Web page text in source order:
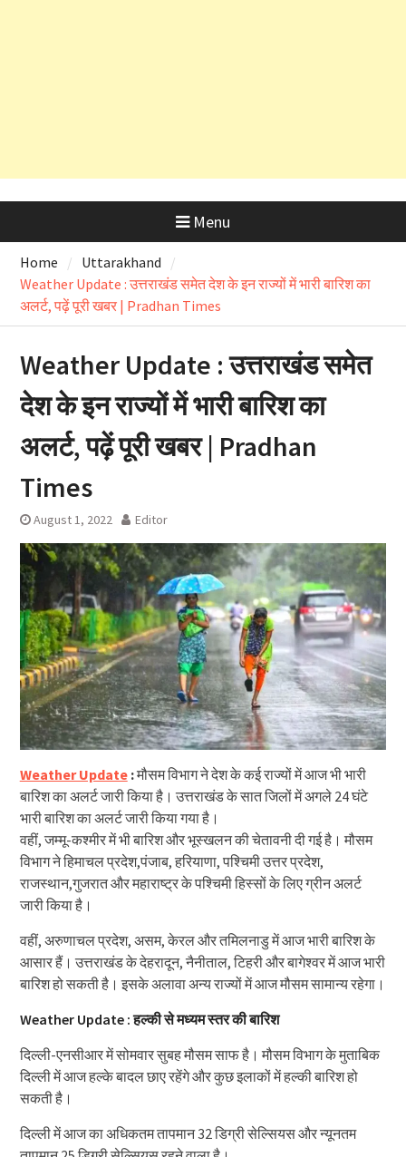
Menu
Home
Uttarakhand
Weather Update : उत्तराखंड समेत देश के इन राज्यों में भारी बारिश का
अलर्ट, पढ़ें पूरी खबर | Pradhan Times
Weather Update : उत्तराखंड समेत
देश के इन राज्यों में भारी बारिश का
अलर्ट, पढ़ें पूरी खबर | Pradhan
Times
August 1, 2022 Editor
Weather Update:मौसम विभाग ने देश के कई राज्यों में आज भी भारी
बारिश का अलर्ट जारी किया है। उत्तराखंड के सात जिलों में अगले 24 घंटे
भारी बारिश का अलर्ट जारी किया गया है।
वहीं, जम्मू-कश्मीर में भी बारिश और भूस्खलन की चेतावनी दी गई है। मौसम
विभाग ने हिमाचल प्रदेश,पंजाब, हरियाणा, पश्चिमी उत्तर प्रदेश,
राजस्थान,गुजरात और महाराष्ट्र के पश्चिमी हिस्सों के लिए ग्रीन अलर्ट
जारी किया है।
वहीं, अरुणाचल प्रदेश, असम, केरल और तमिलनाडु में आज भारी बारिश के
आसार हैं। उत्तराखंड के देहरादून, नैनीताल, टिहरी और बागेश्वर में आज भारी
बारिश हो सकती है। इसके अलावा अन्य राज्यों में आज मौसम सामान्य रहेगा।
Weather Update : हल्की से मध्यम स्तर की बारिश
दिल्ली-एनसीआर में सोमवार सुबह मौसम साफ है। मौसम विभाग के मुताबिक
दिल्ली में आज हल्के बादल छाए रहेंगे और कुछ इलाकों में हल्की बारिश हो
सकती है।
दिल्ली में आज का अधिकतम तापमान 32 डिग्री सेल्सियस और न्यूनतम